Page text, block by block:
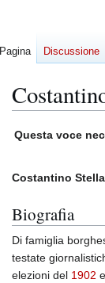
Vai
Vai
Questa voce
Costantino Stella
Biografia
Di famiglia
testate
elezioni del 1902
Pagina Discussione